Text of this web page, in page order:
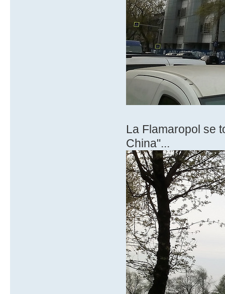
La Flamaropol se
China"...